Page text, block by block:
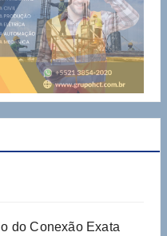
do Conexão Exata